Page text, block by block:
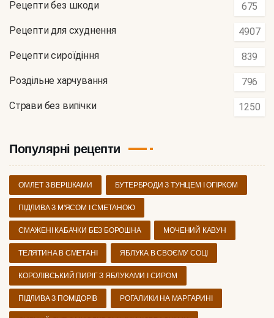
Рецепти без шкоди 675
Рецепти для схуднення 4907
Рецепти сироїдіння 839
Роздільне харчування 796
Страви без випічки 1250
Популярні рецепти
ОМЛЕТ З ВЕРШКАМИ БУТЕРБРОДИ З ТУНЦЕМ І ОГІРКОМ
ПІДЛИВА З М'ЯСОМ І СМЕТАНОЮ
СМАЖЕНІ КАБАЧКИ БЕЗ БОРОШНА МОЧЕНИЙ КАВУН
ТЕЛЯТИНА В СМЕТАНІ ЯБЛУКА В СВОЄМУ СОЦІ
КОРОЛІВСЬКИЙ ПИРІГ З ЯБЛУКАМИ І СИРОМ
ПІДЛИВА З ПОМІДОРІВ РОГАЛИКИ НА МАРГАРИНІ